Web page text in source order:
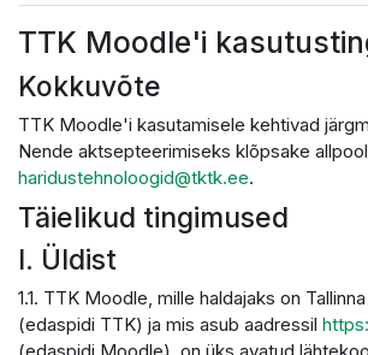
TTK Moodle'i
Kokkuvõte
TTK Moodle'i kasutamisele kehtivad
Nende aktsepteerimiseks klõpsake
haridustehnoloogid@tktk.ee.
Täielikud tingimused
I. Üldist
1.1. TTK Moodle, mille haldajaks on
(edaspidi TTK) ja mis asub aadressil